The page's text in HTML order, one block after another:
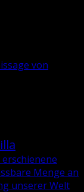
von
er­schie­ne­ne
Menge an
un­se­rer Welt